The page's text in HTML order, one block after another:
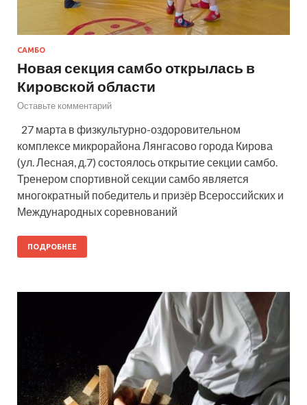
САМБО
Новая секция самбо открылась в
Кировской области
Оставьте комментарий
27 марта в физкультурно-оздоровительном
комплексе микрорайона Лянгасово города Кирова
(ул. Лесная, д.7) состоялось открытие секции самбо.
Тренером спортивной секции самбо является
многократный победитель и призёр Всероссийских и
Международных соревнований
ПОДРОБНЕЕ